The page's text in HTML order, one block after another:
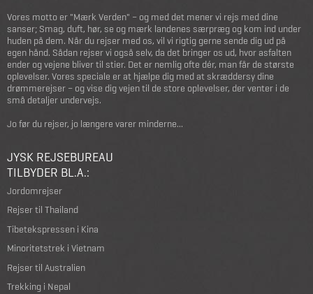
Vores motto er "Mærk Verden" – og med det mener vi rejs med dine
sanser; Smag, duft, hør, se og mærk landenes særpræg og kom ind under
huden på dem. Når du rejser med os, vil vi rigtig gerne sende dig ud på
egen hånd. Sådan rejser vi også selv, da det bringer os ud, hvor asfalten
ender og vejene bliver til stier. Det er nemlig ofte dér, man får de største
oplevelser. Vores speciale er at hjælpe dig med at skræddersy dine
drømmerejser – og vise dig vejen til de store oplevelser, der venter i de
små detaljer undervejs.
Jo før du rejser, jo længere varer minderne...
JYSK REJSEBUREAU
TILBYDER BL.A.:
Jordomrejser
Rejser til Thailand
Tibetekspressen i Kina
Minoritetstrek i Vietnam
Rejser til Australien
Trekking i Nepal